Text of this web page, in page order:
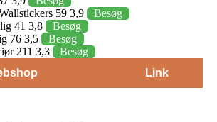
59 3,9
Besøg
41 3,8
Besøg
76 3,5
Besøg
211 3,3
Besøg
Link